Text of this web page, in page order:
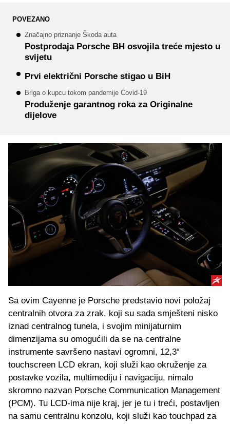
POVEZANO
Značajno priznanje Škoda auta
Postprodaja Porsche BH osvojila treće mjesto u
svijetu
Prvi električni Porsche stigao u BiH
Briga o kupcu tokom pandemije Covid-19
Produženje garantnog roka za Originalne
dijelove
Sa ovim Cayenne je Porsche predstavio novi položaj
centralnih otvora za zrak, koji su sada smješteni nisko
iznad centralnog tunela, i svojim minijaturnim
dimenzijama su omogućili da se na centralne
instrumente savršeno nastavi ogromni, 12,3“
touchscreen LCD ekran, koji služi kao okruženje za
postavke vozila, multimediju i navigaciju, nimalo
skromno nazvan Porsche Communication Management
(PCM). Tu LCD-ima nije kraj, jer je tu i treći, postavljen
na samu centralnu konzolu, koji služi kao touchpad za